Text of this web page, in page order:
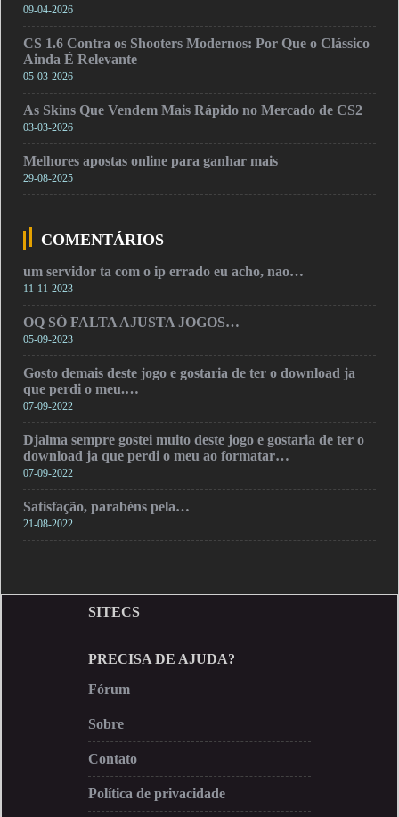
09-04-2026
CS 1.6 Contra os Shooters Modernos: Por Que o Clássico
Ainda É Relevante
05-03-2026
As Skins Que Vendem Mais Rápido no Mercado de CS2
03-03-2026
Melhores apostas online para ganhar mais
29-08-2025
COMENTÁRIOS
um servidor ta com o ip errado eu acho, nao…
11-11-2023
OQ SÓ FALTA AJUSTA JOGOS…
05-09-2023
Gosto demais deste jogo e gostaria de ter o download ja
que perdi o meu.…
07-09-2022
Djalma sempre gostei muito deste jogo e gostaria de ter o
download ja que perdi o meu ao formatar…
07-09-2022
Satisfação, parabéns pela…
21-08-2022
SITECS
PRECISA DE AJUDA?
Fórum
Sobre
Contato
Política de privacidade